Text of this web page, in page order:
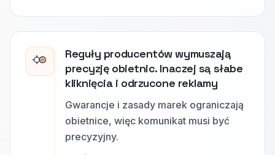
Reguły producentów wymuszają
precyzję obietnic. Inaczej są słabe
kliknięcia i odrzucone reklamy
Gwarancje i zasady marek ograniczają
obietnice, więc komunikat musi być
precyzyjny.